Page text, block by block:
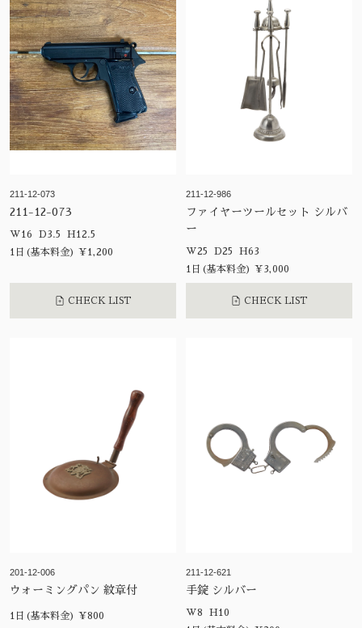
211-12-073
211-12-073
W16 D3.5 H12.5
1日(基本料金) ¥1,200
CHECK LIST
211-12-986
ファイヤーツールセット シルバ
ー
W25 D25 H63
1日(基本料金) ¥3,000
CHECK LIST
201-12-006
ウォーミングパン 紋章付
1日(基本料金) ¥800
211-12-621
手錠 シルバー
W8 H10